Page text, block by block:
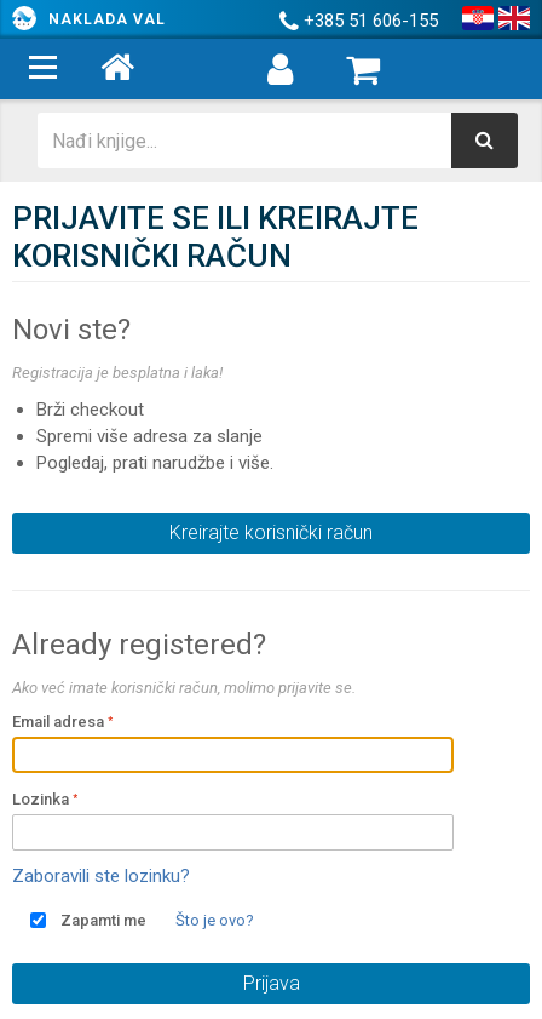
NAKLADA VAL +385 51 606-155
PRIJAVITE SE ILI KREIRAJTE
KORISNIČKI RAČUN
Novi ste?
Registracija je besplatna i laka!
Brži checkout
Spremi više adresa za slanje
Pogledaj, prati narudžbe i više.
Kreirajte korisnički račun
Already registered?
Ako već imate korisnički račun, molimo prijavite se.
Email adresa
Lozinka
Zaboravili ste lozinku?
Zapamti me Što je ovo?
Prijava